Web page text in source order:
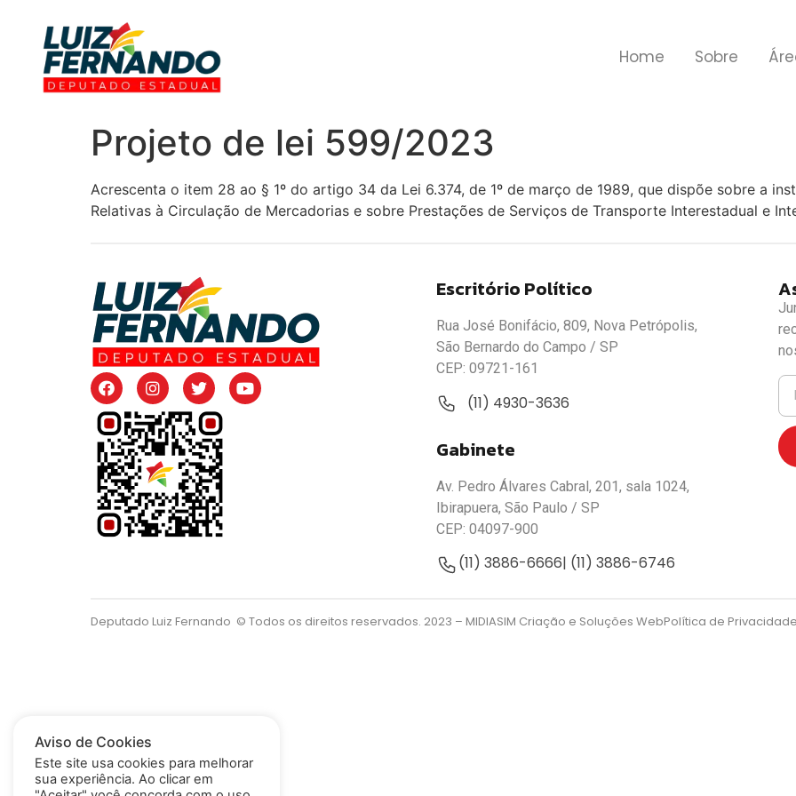
Home Sobre
Projeto de lei 599/2023
Acrescenta o item 28 ao § 1º do artigo 34 da Lei 6.374, de 1º de março de 1989, que dispõe sobre a
Relativas à Circulação de Mercadorias e sobre Prestações de Serviços de Transporte Interestadual e
Escritório Político
Rua José Bonifácio, 809, Nova Petrópolis,
São Bernardo do Campo / SP
CEP: 09721-161
(11) 4930-3636
Gabinete
Av. Pedro Álvares Cabral, 201, sala 1024,
Ibirapuera, São Paulo / SP
CEP: 04097-900
(11) 3886-6666| (11) 3886-6746
Deputado Luiz Fernando © Todos os direitos reservados. 2023 – MIDIASIM Criação e Soluções WebPolítica de Privacidade
Aviso de Cookies
Este site usa cookies para melhorar
sua experiência. Ao clicar em